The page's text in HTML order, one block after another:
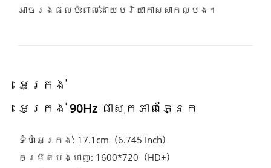
អាចរងផលប៉ះពាល់ដោយបរិយាកាសសាកល្បង។
អេក្រង់
អេក្រង់ 90Hz ផាសុកភាពភ្នែក
ទំហំអេក្រង់: 17.1cm（6.745 Inch）
កម្រិតបង្ហាញ: 1600*720（HD+）